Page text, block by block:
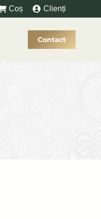
Coș Clienți
Contact